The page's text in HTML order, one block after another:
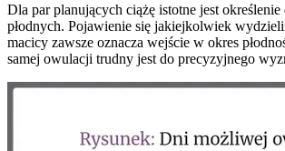
Dla par planujących ciążę istotne jest
płodnych. Pojawienie się jakiejkolwiek
macicy zawsze oznacza wejście w okres
samej owulacji trudny jest do precyzyjnego